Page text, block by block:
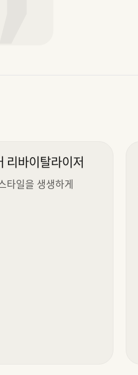
리바이탈라이저
타일을 생생하게